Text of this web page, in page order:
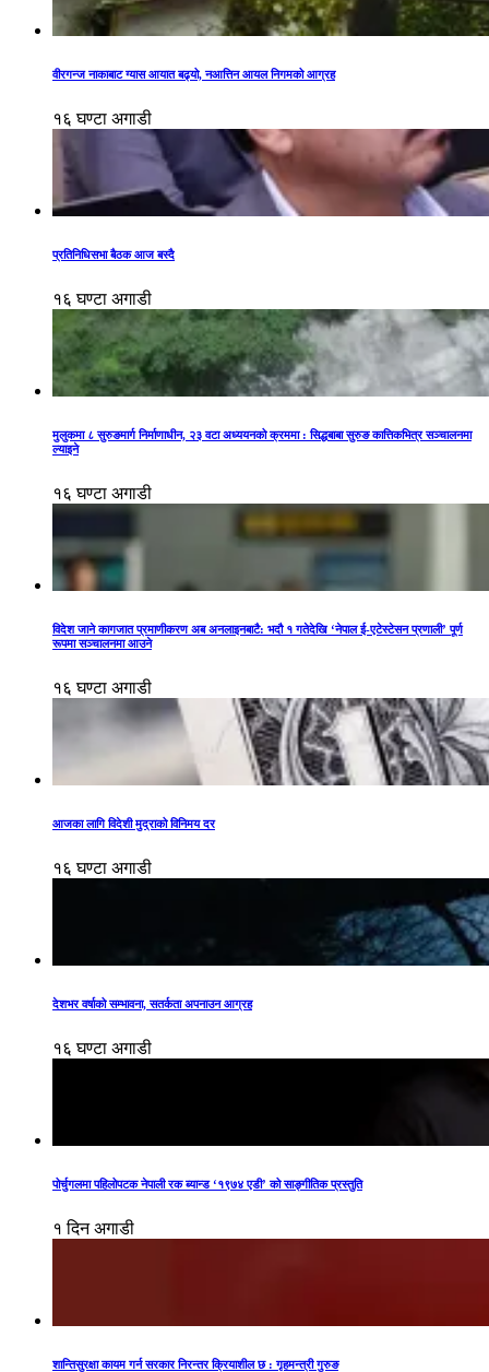
वीरगन्ज नाकाबाट ग्यास आयात बढ्यो, नआत्तिन आयल निगमको आग्रह
१६ घण्टा अगाडी
प्रतिनिधिसभा बैठक आज बस्दै
१६ घण्टा अगाडी
मुलुकमा ८ सुरुङमार्ग निर्माणाधीन, २३ वटा अध्ययनको क्रममा : सिद्धबाबा सुरुङ कात्तिकभित्र सञ्चालनमा
ल्याइने
१६ घण्टा अगाडी
विदेश जाने कागजात प्रमाणीकरण अब अनलाइनबाटै: भदौ १ गतेदेखि ‘नेपाल ई-एटेस्टेसन प्रणाली’ पूर्ण
रूपमा सञ्चालनमा आउने
१६ घण्टा अगाडी
आजका लागि विदेशी मुद्राको विनिमय दर
१६ घण्टा अगाडी
देशभर वर्षाको सम्भावना, सतर्कता अपनाउन आग्रह
१६ घण्टा अगाडी
पोर्चुगलमा पहिलोपटक नेपाली रक ब्यान्ड ‘१९७४ एडी’ को साङ्गीतिक प्रस्तुति
१ दिन अगाडी
शान्तिसुरक्षा कायम गर्न सरकार निरन्तर क्रियाशील छ : गृहमन्त्री गुरुङ